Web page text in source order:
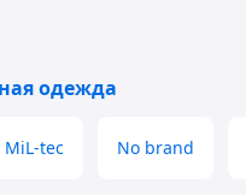
к менеджеру
рост и вес
одежда
MiL-tec No brand